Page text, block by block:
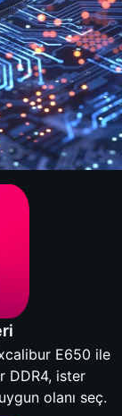
E650 ile
DDR4, ister
olanı seç.